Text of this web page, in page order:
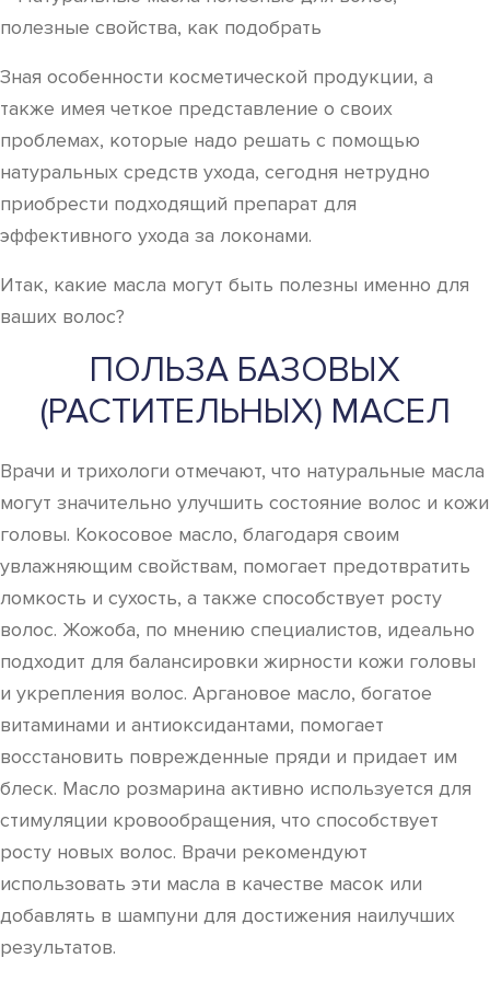
Зная особенности косметической продукции, а
также имея четкое представление о своих
проблемах, которые надо решать с помощью
натуральных средств ухода, сегодня нетрудно
приобрести подходящий препарат для
эффективного ухода за локонами.
Итак, какие масла могут быть полезны именно для
ваших волос?
ПОЛЬЗА БАЗОВЫХ
(РАСТИТЕЛЬНЫХ) МАСЕЛ
Врачи и трихологи отмечают, что натуральные масла
могут значительно улучшить состояние волос и кожи
головы. Кокосовое масло, благодаря своим
увлажняющим свойствам, помогает предотвратить
ломкость и сухость, а также способствует росту
волос. Жожоба, по мнению специалистов, идеально
подходит для балансировки жирности кожи головы
и укрепления волос. Аргановое масло, богатое
витаминами и антиоксидантами, помогает
восстановить поврежденные пряди и придает им
блеск. Масло розмарина активно используется для
стимуляции кровообращения, что способствует
росту новых волос. Врачи рекомендуют
использовать эти масла в качестве масок или
добавлять в шампуни для достижения наилучших
результатов.